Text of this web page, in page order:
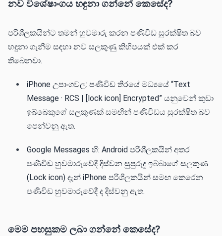
නව විශේෂාංගය හඳුනා ගන්නේ කෙසේද?
පරිශීලකයින්ට තමන් හුවමාරු කරන පණිවිඩ සුරක්ෂිත බව
හඳුනා ගැනීම සඳහා නව සලකුණු කිහිපයක් එක් කර
තිබෙනවා.
iPhone උපාංගවල: පණිවිඩ තිරයේ මධ්‍යයේ “Text
Message · RCS | [lock icon] Encrypted” යනුවෙන් කුඩා
ඉබ්බෙකුගේ සලකුණක් සමඟින් පණිවිඩය සුරක්ෂිත බව
පෙන්වනු ඇත.
Google Messages හි: Android පරිශීලකයින් අතර
පණිවිඩ හුවමාරුවේදී දිස්වන සුපුරුදු ඉබ්බාගේ සලකුණ
(Lock icon) දැන් iPhone පරිශීලකයින් සමඟ කෙරෙන
පණිවිඩ හුවමාරුවේදී ද දිස්වනු ඇත.
මෙම පහසුකම ලබා ගන්නේ කෙසේද?